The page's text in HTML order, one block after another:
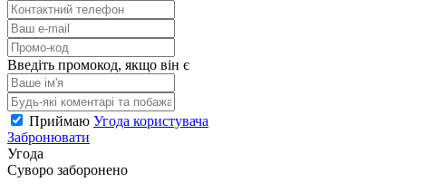
Введіть промокод, якщо він є
Приймаю Угода користувача
Забронювати
Угода
Суворо заборонено